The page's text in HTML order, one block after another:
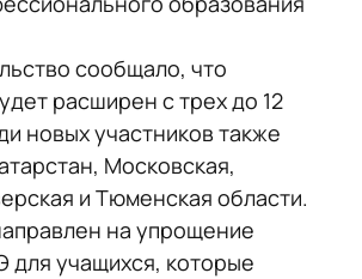
сообщало, что
расширен с трех до 12
новых участников также
Московская,
и Тюменская области.
на упрощение
для учащихся, которые